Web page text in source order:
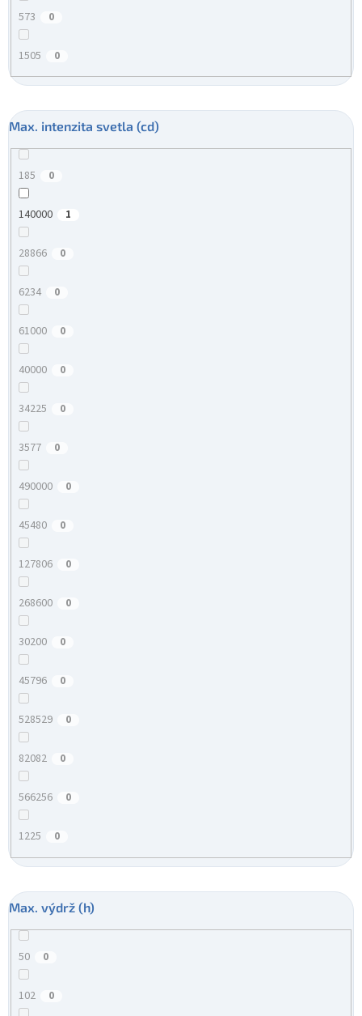
573 0
1505 0
Max. intenzita svetla (cd)
185 0
140000 1
28866 0
6234 0
61000 0
40000 0
34225 0
3577 0
490000 0
45480 0
127806 0
268600 0
30200 0
45796 0
528529 0
82082 0
566256 0
1225 0
Max. výdrž (h)
50 0
102 0